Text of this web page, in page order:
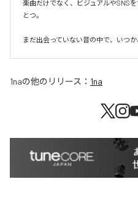
楽曲だけでなく、ビジュアルやSNS
とつ。
まだ出会っていない音の中で、いつか
1naの他のリリース： 1na